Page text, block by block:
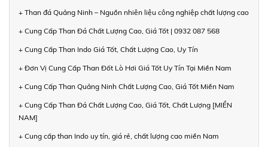
+ Than đá Quảng Ninh – Nguồn nhiên liệu công nghiệp chất lượng cao
+ Cung Cấp Than Đá Chất Lượng Cao, Giá Tốt | 0932 087 568
+ Cung Cấp Than Indo Giá Tốt, Chất Lượng Cao, Uy Tín
+ Đơn Vị Cung Cấp Than Đốt Lò Hơi Giá Tốt Uy Tín Tại Miền Nam
+ Cung Cấp Than Quảng Ninh Chất Lượng Cao, Giá Tốt Miền Nam
+ Cung Cấp Than Đá Chất Lượng Cao, Giá Tốt, Chất Lượng [MIỀN
NAM]
+ Cung cấp than Indo uy tín, giá rẻ, chất lượng cao miền Nam